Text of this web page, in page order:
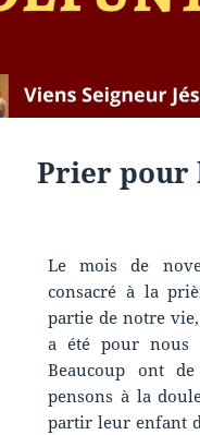
Prier pour
Le mois de
consacré à la
partie de notre
a été pour nous
Beaucoup ont
pensons à la
partir leur enfant